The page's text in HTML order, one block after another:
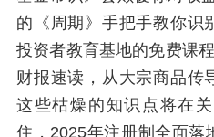
的《周期》手把手教你识
投资者教育基地的免费课
财报速读，从大宗商品传
这些枯燥的知识点将在
住，2025年注册制全面落